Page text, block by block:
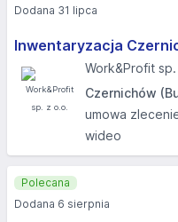
Inwentaryzacja
Work&Profit
Czernichów
umowa
wideo
Dodana 31 lipca
Polecana
Dodana 6 sierpnia